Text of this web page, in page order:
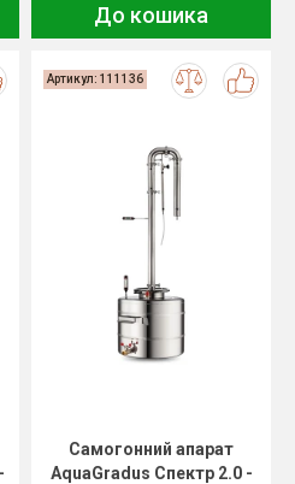
До кошика
Артикул: 111136
Самогонний апарат
AquaGradus Спектр 2.0 -